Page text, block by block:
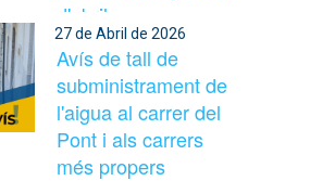
d'abril.
27 de Abril de 2026
Avís de tall de
subministrament de
l'aigua al carrer del
Pont i als carrers
més propers